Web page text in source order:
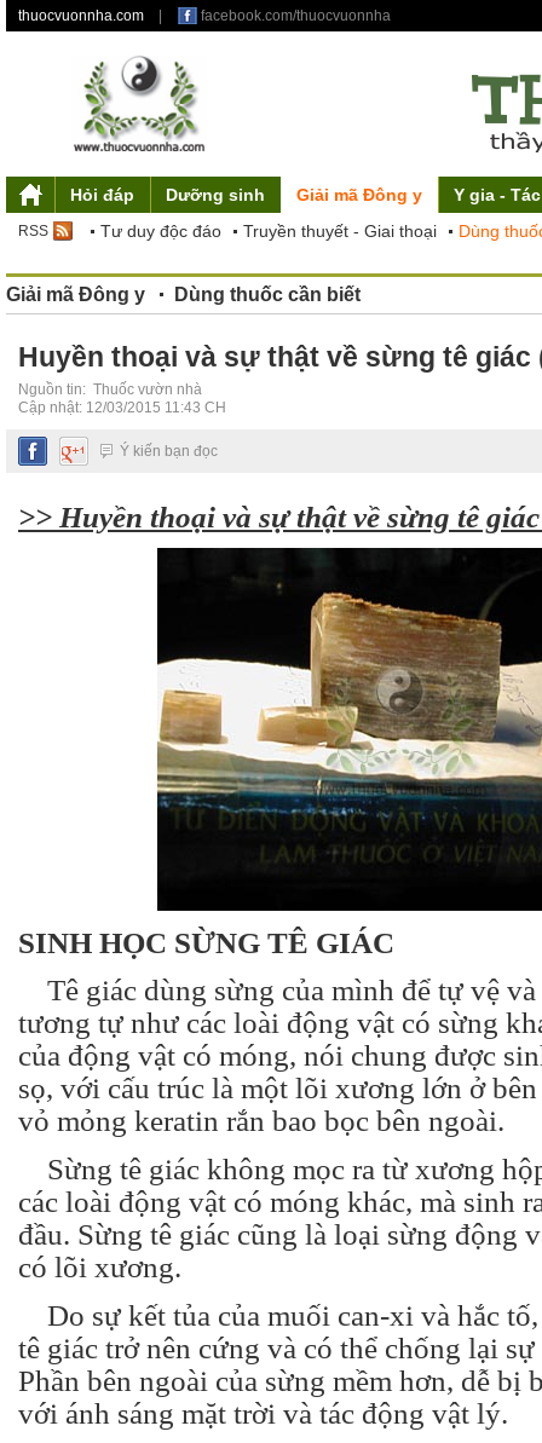
thuocvuonnha.com facebook.com/thuocvuonnha
Giới thiệu Điều khoản sử dụng Liên hệ Sơ đồ site
Hỏi đáp
Mỹ phẩm từ thiên nhiên
Thuốc vườn nhà
Dưỡng sinh
Triết lý dưỡng sinh
Ẩm thực liệu dưỡng Dưỡng sinh
Giải mã Đông y
Tư duy độc đáo
Truyền thuyết - Giai thoại Dùng
Y gia -
Y gia
Tác phẩm
RSS
Giải mã Đông y Dùng thuốc cần biết
Huyền thoại và sự thật về sừng tê giác
Nguồn tin: Thuốc vườn nhà
Cập nhật: 12/03/2015 11:43 CH
Ý kiến bạn đọc
>> Huyền thoại và sự thật về sừng tê
SINH HỌC SỪNG TÊ GIÁC
Tê giác dùng sừng của mình để tự vệ
tương tự như các loài động vật có sừng
của động vật có móng, nói chung được
sọ, với cấu trúc là một lõi xương lớn ở
vỏ mỏng keratin rắn bao bọc bên ngoài.
Sừng tê giác không mọc ra từ xương
các loài động vật có móng khác, mà sinh
đầu. Sừng tê giác cũng là loại sừng động
có lõi xương.
Do sự kết tủa của muối can-xi và hắc
tê giác trở nên cứng và có thể chống lại
Phần bên ngoài của sừng mềm hơn, dễ bị
với ánh sáng mặt trời và tác động vật lý.